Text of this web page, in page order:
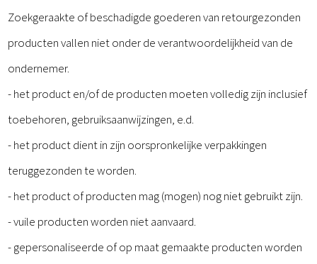
Zoekgeraakte of beschadigde goederen van retourgezonden
producten vallen niet onder de verantwoordelijkheid van de
ondernemer.
- het product en/of de producten moeten volledig zijn inclusief
toebehoren, gebruiksaanwijzingen, e.d.
- het product dient in zijn oorspronkelijke verpakkingen
teruggezonden te worden.
- het product of producten mag (mogen) nog niet gebruikt zijn.
- vuile producten worden niet aanvaard.
- gepersonaliseerde of op maat gemaakte producten worden